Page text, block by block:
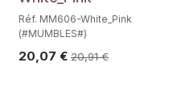
Réf. MM606-White_Pink
(#MUMBLES#)
20,07 € 20,91€